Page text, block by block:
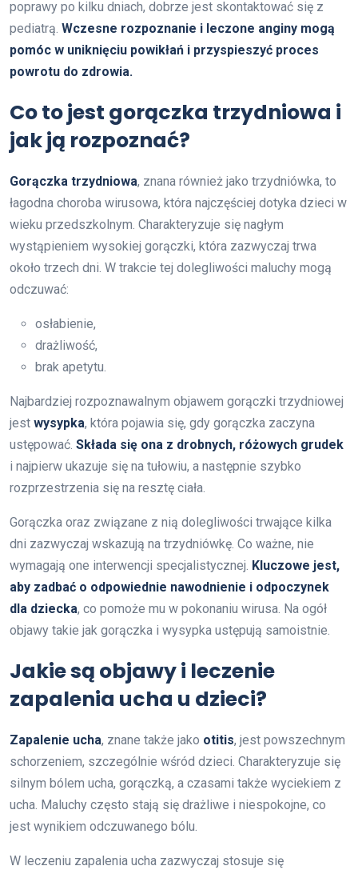
poprawy po kilku dniach, dobrze jest skontaktować się z
pediatrą. Wczesne rozpoznanie i leczone anginy mogą
pomóc w uniknięciu powikłań i przyspieszyć proces
powrotu do zdrowia.
Co to jest gorączka trzydniowa i
jak ją rozpoznać?
Gorączka trzydniowa, znana również jako trzydniówka, to
łagodna choroba wirusowa, która najczęściej dotyka dzieci w
wieku przedszkolnym. Charakteryzuje się nagłym
wystąpieniem wysokiej gorączki, która zazwyczaj trwa
około trzech dni. W trakcie tej dolegliwości maluchy mogą
odczuwać:
osłabienie,
drażliwość,
brak apetytu.
Najbardziej rozpoznawalnym objawem gorączki trzydniowej
jest wysypka, która pojawia się, gdy gorączka zaczyna
ustępować. Składa się ona z drobnych, różowych grudek
i najpierw ukazuje się na tułowiu, a następnie szybko
rozprzestrzenia się na resztę ciała.
Gorączka oraz związane z nią dolegliwości trwające kilka
dni zazwyczaj wskazują na trzydniówkę. Co ważne, nie
wymagają one interwencji specjalistycznej. Kluczowe jest,
aby zadbać o odpowiednie nawodnienie i odpoczynek
dla dziecka, co pomoże mu w pokonaniu wirusa. Na ogół
objawy takie jak gorączka i wysypka ustępują samoistnie.
Jakie są objawy i leczenie
zapalenia ucha u dzieci?
Zapalenie ucha, znane także jako otitis, jest powszechnym
schorzeniem, szczególnie wśród dzieci. Charakteryzuje się
silnym bólem ucha, gorączką, a czasami także wyciekiem z
ucha. Maluchy często stają się drażliwe i niespokojne, co
jest wynikiem odczuwanego bólu.
W leczeniu zapalenia ucha zazwyczaj stosuje się